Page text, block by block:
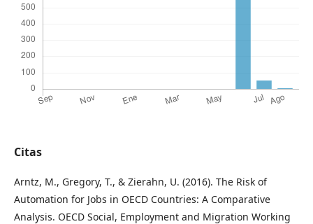
Citas
Arntz, M., Gregory, T., & Zierahn, U. (2016). The Risk of
Automation for Jobs in OECD Countries: A Comparative
Analysis. OECD Social, Employment and Migration Working